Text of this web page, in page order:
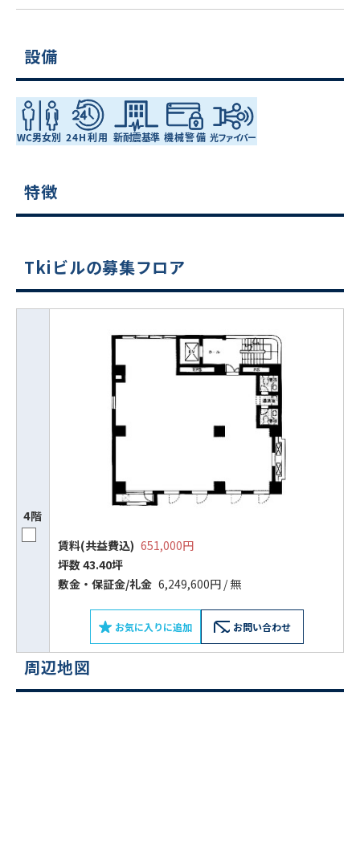
設備
特徴
Tkiビルの募集フロア
4階
賃料(共益費込) 651,000円
坪数 43.40坪
敷⾦‧保証⾦/礼⾦ 6,249,600円 / 無
お気に入りに追加 お問い合わせ
周辺地図